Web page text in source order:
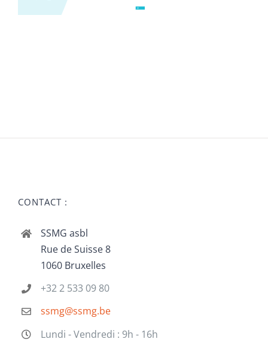
CONTACT :
SSMG asbl
Rue de Suisse 8
1060 Bruxelles
+32 2 533 09 80
ssmg@ssmg.be
Lundi - Vendredi : 9h - 16h